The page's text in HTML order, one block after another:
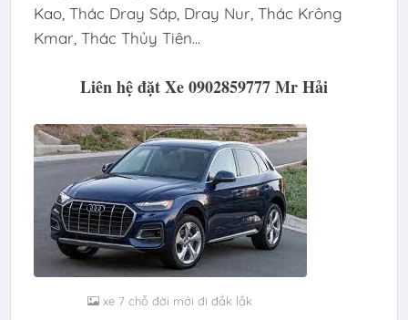
Kao, Thác Dray Sáp, Dray Nur, Thác Krông
Kmar, Thác Thủy Tiên...
Liên hệ đặt Xe 0902859777 Mr Hải
xe 7 chỗ đời mới đi đắk lắk